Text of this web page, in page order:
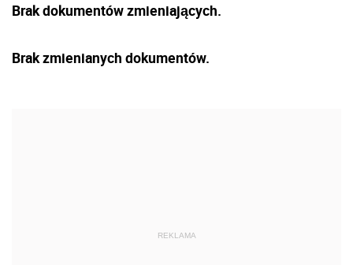
Brak dokumentów zmieniających.
Brak zmienianych dokumentów.